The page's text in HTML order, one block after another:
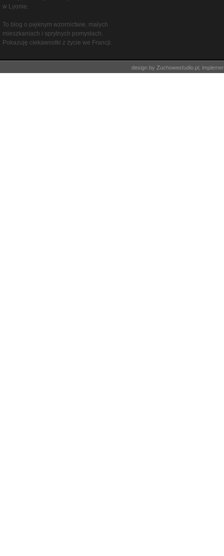
w Lyonie.
To blog o pięknym wzornictwie, małych
mieszkaniach i sprytnych pomysłach.
Pokazuję ciekawostki z życie we Francji.
design by Zuchowestudio.pl ,